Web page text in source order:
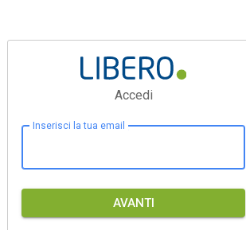
Accedi
Inserisci la tua email
AVANTI